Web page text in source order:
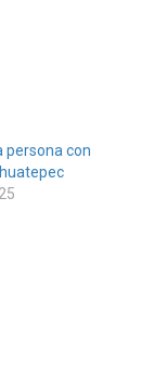
persona con